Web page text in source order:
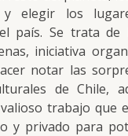
y elegir los
país. Se trata de
iniciativa
notar las
de Chile,
trabajo que
y privado para